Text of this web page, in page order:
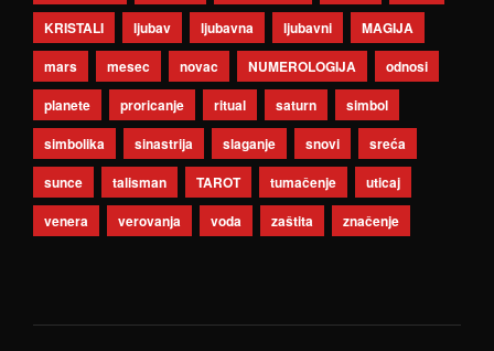
KRISTALI
ljubav ljubavna ljubavni
MAGIJA
mars
mesec novac NUMEROLOGIJA
odnosi
planete
proricanje ritual saturn
simbol
simbolika
sinastrija slaganje snovi
sreća
sunce
talisman TAROT tumačenje
uticaj
venera
verovanja voda zaštita značenje